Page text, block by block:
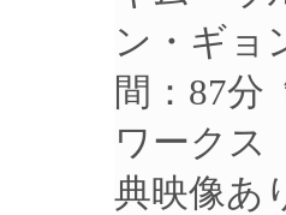
ン・ギ
間：87分
ワークス
典映像あ